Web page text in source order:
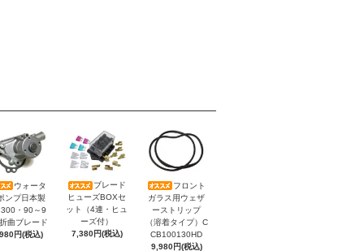
ウォータ
ンプ日本製
・90～9
曲ブレード
円(税込)
ブレード
ヒューズBOXセ
ット（4連・ヒュ
ーズ付）
7,380円(税込)
フロント
ガラス用ウェザ
ーストリップ
（溶着タイプ）C
CB100130HD
9,980円(税込)